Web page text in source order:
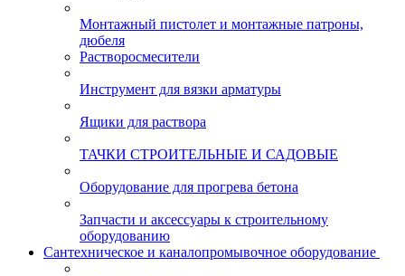
Монтажный пистолет и монтажные патроны,
дюбеля
Растворосмесители
Инструмент для вязки арматуры
Ящики для раствора
ТАЧКИ СТРОИТЕЛЬНЫЕ И САДОВЫЕ
Оборудование для прогрева бетона
Запчасти и аксессуары к строительному
оборудованию
Сантехническое и каналопромывочное оборудование